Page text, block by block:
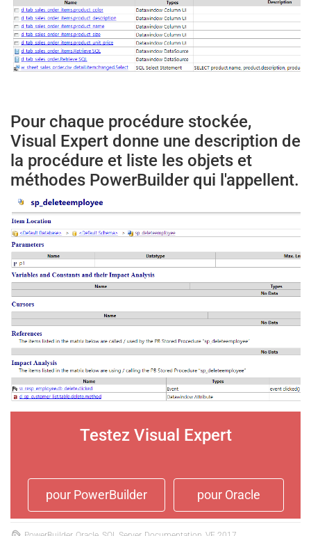
Pour chaque procédure stockée,
Visual Expert donne une description de
la procédure et liste les objets et
méthodes PowerBuilder qui l'appellent.
Testez Visual Expert
pour PowerBuilder pour Oracle